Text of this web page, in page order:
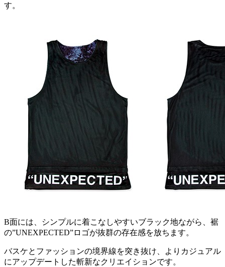
す。
B面には、シンプルに着こなしやすいブラック地ながら、裾
の”UNEXPECTED”ロゴが抜群の存在感を放ちます。
バスケとファッションの境界線を突き抜け、よりカジュアル
にアップデートした斬新なクリエイションです。